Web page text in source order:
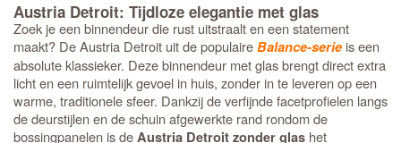
Austria Detroit: Tijdloze elegantie met glas
Zoek je een binnendeur die rust uitstraalt en een statement
maakt? De Austria Detroit uit de populaireBalance-serie is een
absolute klassieker. Deze binnendeur met glas brengt direct extra
licht en een ruimtelijk gevoel in huis, zonder in te leveren op een
warme, traditionele sfeer. Dankzij de verfijnde facetprofielen langs
de deurstijlen en de schuin afgewerkte rand rondom de
bossingpanelen is deAustria Detroit zonder glas het